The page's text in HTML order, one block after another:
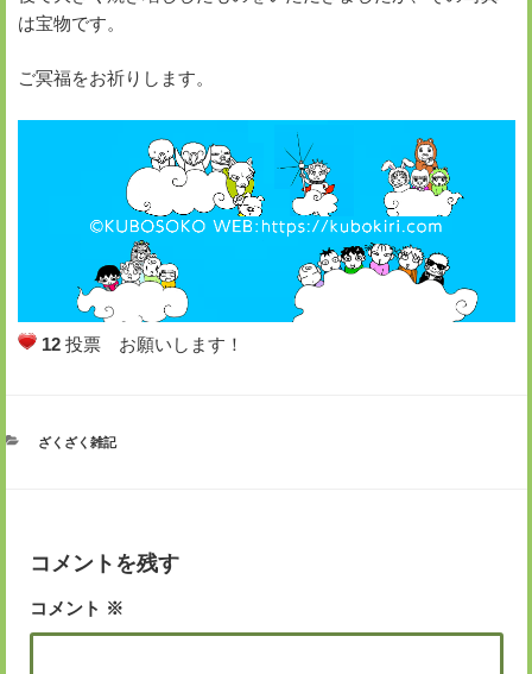
は宝物です。
ご冥福をお祈りします。
12投票 お願いします！
カ
ざくざく雑記
コメントを残す
コメント ※